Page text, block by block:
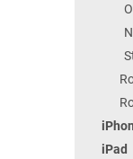
iPad